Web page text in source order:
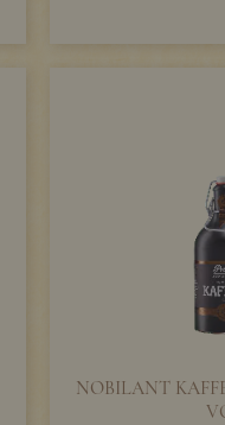
NOBILANT